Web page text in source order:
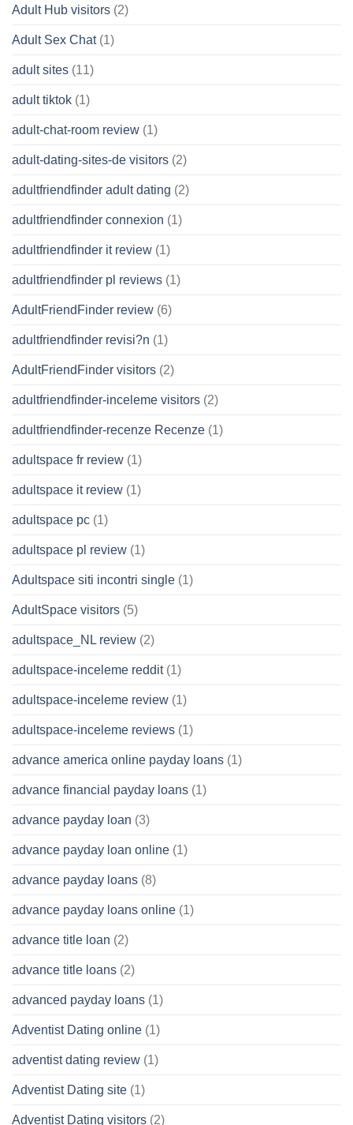
Adult Hub visitors (2)
Adult Sex Chat(1)
adult sites (11)
adult tiktok (1)
adult-chat-room review (1)
adult-dating-sites-de visitors (2)
adultfriendfinder adult dating (2)
adultfriendfinder connexion (1)
adultfriendfinder it review (1)
adultfriendfinder pl reviews (1)
AdultFriendFinder review (6)
adultfriendfinder revisi?n (1)
AdultFriendFinder visitors (2)
adultfriendfinder-inceleme visitors (2)
adultfriendfinder-recenze Recenze (1)
adultspace fr review (1)
adultspace it review (1)
adultspace pc (1)
adultspace pl review (1)
Adultspace siti incontri single (1)
AdultSpace visitors (5)
adultspace_NL review (2)
adultspace-inceleme reddit(1)
adultspace-inceleme review (1)
adultspace-inceleme reviews (1)
advance america online payday loans (1)
advance financial payday loans (1)
advance payday loan (3)
advance payday loan online (1)
advance payday loans (8)
advance payday loans online (1)
advance title loan (2)
advance title loans (2)
advanced payday loans (1)
Adventist Dating online (1)
adventist dating review (1)
Adventist Dating site (1)
Adventist Dating visitors (2)